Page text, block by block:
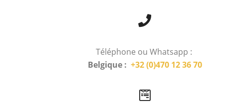
Téléphone ou Whatsapp :
Belgique : +32 (0)470 12 36 70